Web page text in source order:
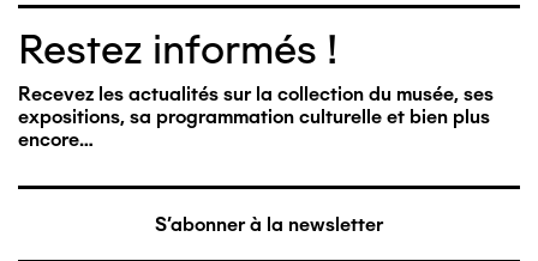
Restez informés !
Recevez les actualités sur la collection du musée, ses
expositions, sa programmation culturelle et bien plus
encore…
S'abonner à la newsletter